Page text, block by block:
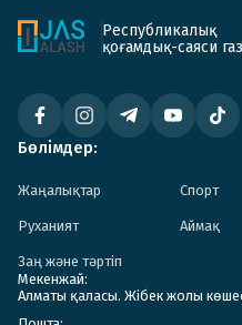
Республикалық
қоғамдық-саяси
Бөлімдер:
Жаңалықтар Спорт
Руханият Аймақ
Заң және тәртіп
Мекенжай:
Алматы қаласы. Жібек жолы